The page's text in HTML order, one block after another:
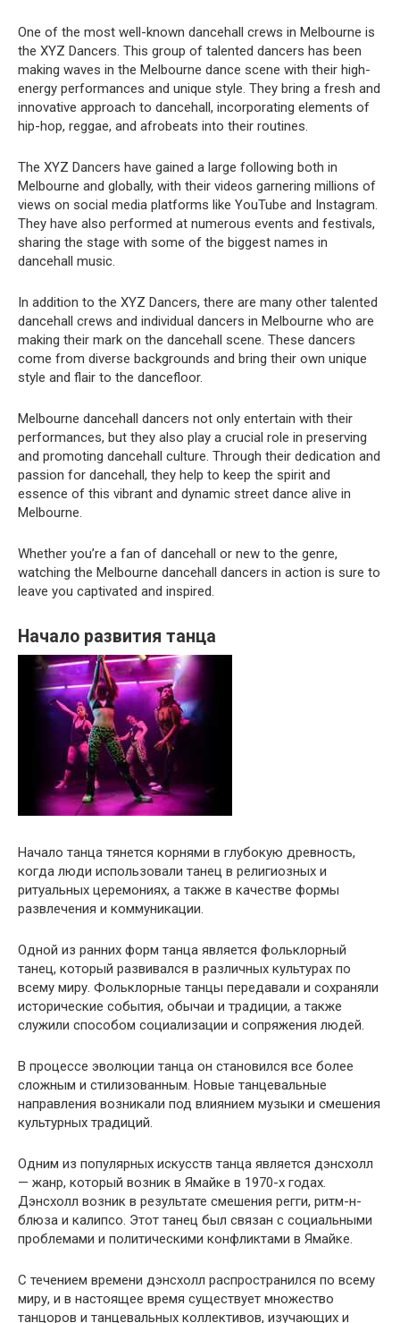
One of the most well-known dancehall crews in Melbourne is
the XYZ Dancers. This group of talented dancers has been
making waves in the Melbourne dance scene with their high-
energy performances and unique style. They bring a fresh and
innovative approach to dancehall, incorporating elements of
hip-hop, reggae, and afrobeats into their routines.
The XYZ Dancers have gained a large following both in
Melbourne and globally, with their videos garnering millions of
views on social media platforms like YouTube and Instagram.
They have also performed at numerous events and festivals,
sharing the stage with some of the biggest names in
dancehall music.
In addition to the XYZ Dancers, there are many other talented
dancehall crews and individual dancers in Melbourne who are
making their mark on the dancehall scene. These dancers
come from diverse backgrounds and bring their own unique
style and flair to the dancefloor.
Melbourne dancehall dancers not only entertain with their
performances, but they also play a crucial role in preserving
and promoting dancehall culture. Through their dedication and
passion for dancehall, they help to keep the spirit and
essence of this vibrant and dynamic street dance alive in
Melbourne.
Whether you’re a fan of dancehall or new to the genre,
watching the Melbourne dancehall dancers in action is sure to
leave you captivated and inspired.
Начало развития танца
Начало танца тянется корнями в глубокую древность,
когда люди использовали танец в религиозных и
ритуальных церемониях, а также в качестве формы
развлечения и коммуникации.
Одной из ранних форм танца является фольклорный
танец, который развивался в различных культурах по
всему миру. Фольклорные танцы передавали и сохраняли
исторические события, обычаи и традиции, а также
служили способом социализации и сопряжения людей.
В процессе эволюции танца он становился все более
сложным и стилизованным. Новые танцевальные
направления возникали под влиянием музыки и смешения
культурных традиций.
Одним из популярных искусств танца является дэнсхолл
— жанр, который возник в Ямайке в 1970-х годах.
Дэнсхолл возник в результате смешения регги, ритм-н-
блюза и калипсо. Этот танец был связан с социальными
проблемами и политическими конфликтами в Ямайке.
С течением времени дэнсхолл распространился по всему
миру, и в настоящее время существует множество
танцоров и танцевальных коллективов, изучающих и